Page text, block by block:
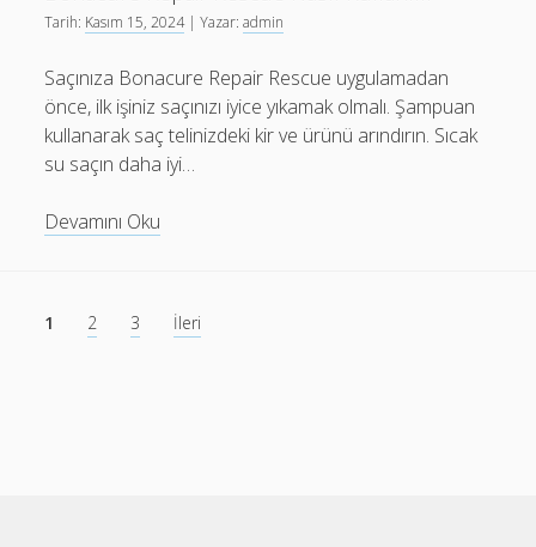
Tarih: Kasım 15, 2024| Yazar:admin
Saçınıza Bonacure Repair Rescue uygulamadan
önce, ilk işiniz saçınızı iyice yıkamak olmalı. Şampuan
kullanarak saç telinizdeki kir ve ürünü arındırın. Sıcak
su saçın daha iyi…
Devamını Oku
Kullanılır
Yazı
sayfalaması
1 2 3 İleri